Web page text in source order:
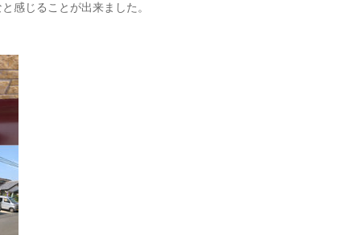
感じることが出来ました。